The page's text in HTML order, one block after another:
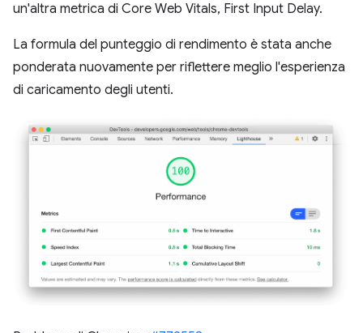
un'altra metrica di Core Web Vitals, First Input Delay.
La formula del punteggio di rendimento è stata anche
ponderata nuovamente per riflettere meglio l'esperienza
di caricamento degli utenti.